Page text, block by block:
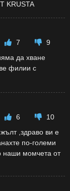
KRUSTA
7
9
да хване
филии с
6
10
,здраво ви е
по-големи
наши момчета от